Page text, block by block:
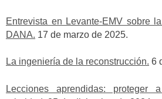
Entrevista en Levante-EMV sobre
DANA. 17 de marzo de 2025.
La ingeniería de la reconstrucción. 6
Lecciones aprendidas: